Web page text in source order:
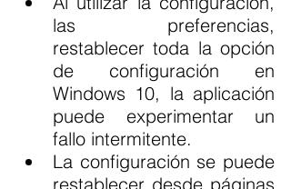
las preferencias,
restablecer toda la opción
de configuración en
Windows 10, la aplicación
puede experimentar un
fallo intermitente.
La configuración se puede
restablecer desde páginas